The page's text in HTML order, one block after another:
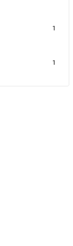
1
1